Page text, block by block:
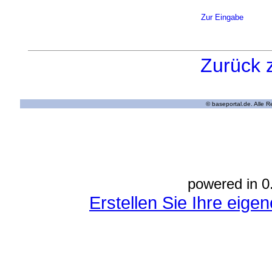
Zur Eingabe
Zurück
© baseportal.de. Alle
powered in
Erstellen Sie Ihre